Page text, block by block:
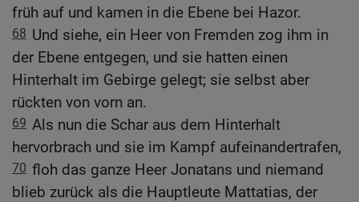
früh auf und kamen in die Ebene bei Hazor.
68 Und siehe, ein Heer von Fremden zog ihm in
der Ebene entgegen, und sie hatten einen
Hinterhalt im Gebirge gelegt; sie selbst aber
rückten von vorn an.
69 Als nun die Schar aus dem Hinterhalt
hervorbrach und sie im Kampf aufeinandertrafen,
70 floh das ganze Heer Jonatans und niemand
blieb zurück als die Hauptleute Mattatias, der